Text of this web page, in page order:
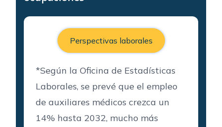
Perspectivas laborales
*Según la Oficina de Estadísticas
Laborales, se prevé que el empleo
de auxiliares médicos crezca un
14% hasta 2032, mucho más